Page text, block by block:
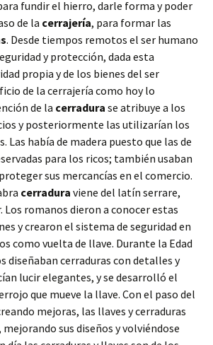
fundir el hierro, darle forma y poder
de la cerrajería, para formar las
. Desde tiempos remotos el ser humano
y protección, dada esta
propia y de los bienes del ser
de la cerrajería como hoy lo
de la cerradura se atribuye a los
y posteriormente las utilizarían los
Las había de madera puesto que las de
para los ricos; también usaban
sus mercancías en el comercio.
cerradura viene del latín serrare,
Los romanos dieron a conocer estas
y crearon el sistema de seguridad en
como vuelta de llave. Durante la Edad
diseñaban cerraduras con detalles y
lucir elegantes, y se desarrolló el
que mueve la llave. Con el paso del
mejoras, las llaves y cerraduras
sus diseños y volviéndose